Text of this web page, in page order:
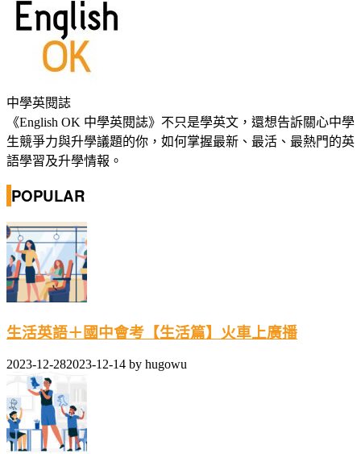
中學英閱誌
《English OK 中學英閱誌》不只是學英文，還想告訴關心中學
生競爭力與升學議題的你，如何掌握最新、最活、最熱門的英
語學習及升學情報。
POPULAR
生活英語＋國中會考【生活篇】火車上廣播
2023-12-282023-12-14 by hugowu